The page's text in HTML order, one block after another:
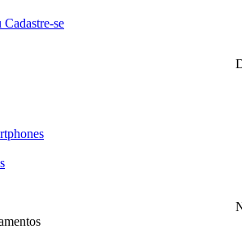
Cadastre-se